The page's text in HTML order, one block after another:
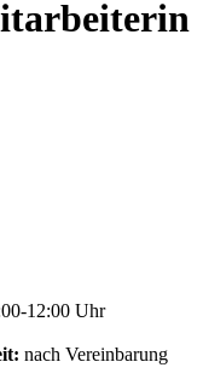
12:00 Uhr
nach Vereinbarung